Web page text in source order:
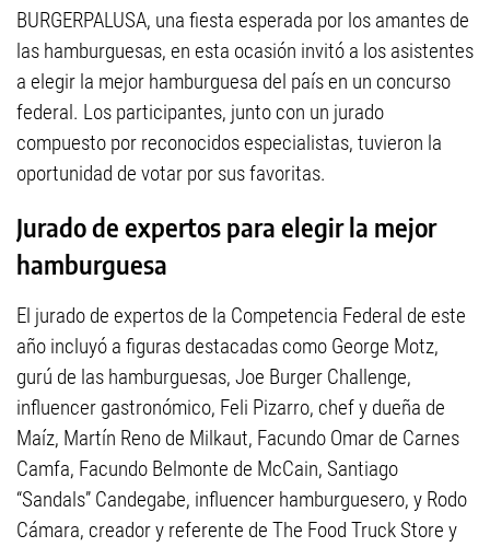
BURGERPALUSA, una fiesta esperada por los amantes de
las hamburguesas, en esta ocasión invitó a los asistentes
a elegir la mejor hamburguesa del país en un concurso
federal. Los participantes, junto con un jurado
compuesto por reconocidos especialistas, tuvieron la
oportunidad de votar por sus favoritas.
Jurado de expertos para elegir la mejor
hamburguesa
El jurado de expertos de la Competencia Federal de este
año incluyó a figuras destacadas como George Motz,
gurú de las hamburguesas, Joe Burger Challenge,
influencer gastronómico, Feli Pizarro, chef y dueña de
Maíz, Martín Reno de Milkaut, Facundo Omar de Carnes
Camfa, Facundo Belmonte de McCain, Santiago
“Sandals” Candegabe, influencer hamburguesero, y Rodo
Cámara, creador y referente de The Food Truck Store y